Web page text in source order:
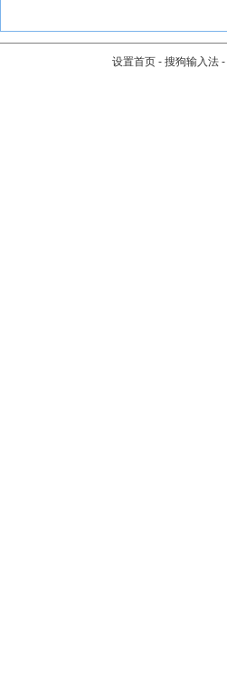
设置首页 - 搜狗输入法 -